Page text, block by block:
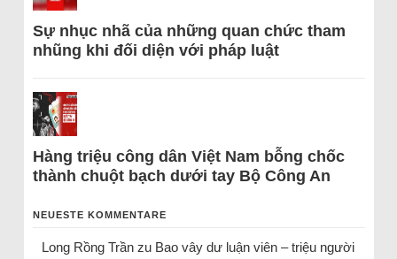
Sự nhục nhã của những quan chức tham
nhũng khi đối diện với pháp luật
Hàng triệu công dân Việt Nam bỗng chốc
thành chuột bạch dưới tay Bộ Công An
NEUESTE KOMMENTARE
Long Rồng Trầnzu Bao vây dư luận viên – triệu người